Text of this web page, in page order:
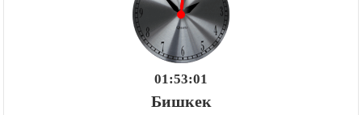
01:53:02
Бишкек